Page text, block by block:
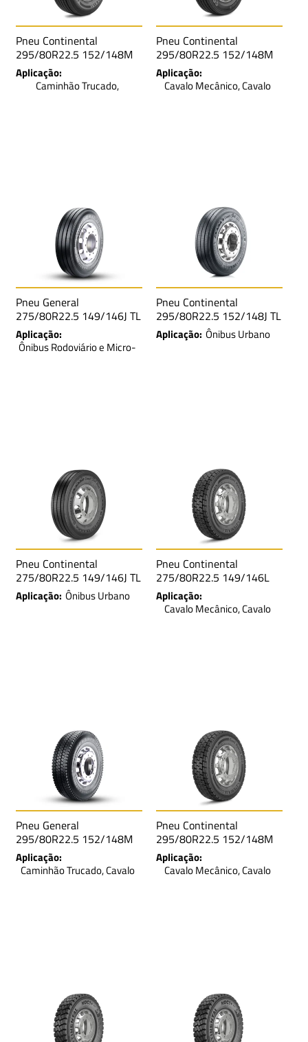
Pneu Continental
295/80R22.5 152/148M
TL Conti Hybrid HS3 SA
LRL 16L
Aplicação:
Caminhão Trucado,
Pneu Continental
295/80R22.5 152/148M
TL HSR2 EE RSP LRH 16L
Aplicação:
Cavalo Mecânico, Cavalo
Pneu General
275/80R22.5 149/146J TL
GENERAL UA SA LRH 16L
Aplicação:
Ônibus Rodoviário e Micro-
Pneu Continental
295/80R22.5 152/148J TL
ContiGol SA LRH 16L
Aplicação: Ônibus Urbano
Pneu Continental
275/80R22.5 149/146J TL
ContiGol Plus LRH 16L
Aplicação: Ônibus Urbano
Pneu Continental
275/80R22.5 149/146L
TL Conti Hybrid HD3 SA
LRH 16L M+S
Aplicação:
Cavalo Mecânico, Cavalo
Pneu General
295/80R22.5 152/148M
TL General RD SA LRH 16L
M+S
Aplicação:
Caminhão Trucado, Cavalo
Pneu Continental
295/80R22.5 152/148M
TL Conti Hybrid HD3 SA
LRL 16L M+S
Aplicação:
Cavalo Mecânico, Cavalo